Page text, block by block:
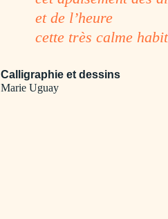
et de l’heure
cette très calme
Calligraphie et dessins
Marie Uguay